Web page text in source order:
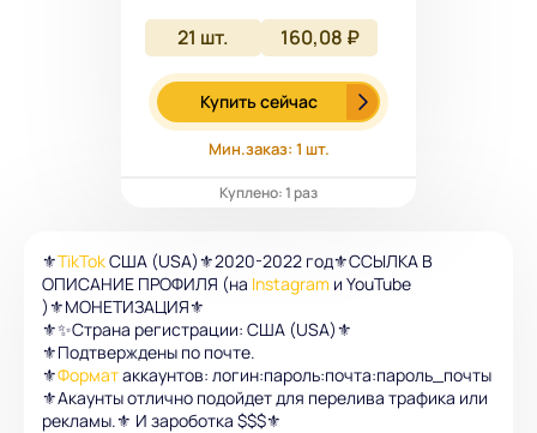
21 шт. 160,08 ₽
Купить сейчас
Мин.заказ: 1 шт.
Куплено: 1 раз
⚜️TikTokСША (USA)⚜️2020-2022 год⚜️ССЫЛКА В
ОПИСАНИЕ ПРОФИЛЯ (на Instagram и YouTube
)⚜️МОНЕТИЗАЦИЯ⚜️
⚜️✨Страна регистрации: США (USA)⚜️
⚜️Подтверждены по почте.
⚜️Форматаккаунтов: логин:пароль:почта:пароль_почты
⚜️Акаунты отлично подойдет для перелива трафика или
рекламы.⚜️ И зароботка $$$⚜️